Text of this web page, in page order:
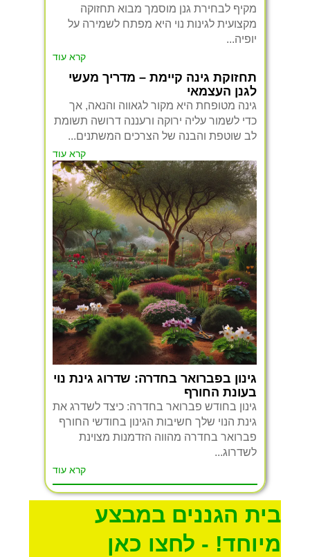
בית הגננים במבצע
מיוחד! - לחצו כאן
מקיף לבחירת גנן מוסמך מבוא תחזוקה
מקצועית לגינות נוי היא מפתח לשמירה על
יופיה...
קרא עוד
תחזוקת גינה קיימת – מדריך מעשי
לגנן העצמאי
גינה מטופחת היא מקור לגאווה והנאה, אך
כדי לשמור עליה ירוקה ורעננה דרושה תשומת
לב שוטפת והבנה של הצרכים המשתנים...
קרא עוד
גינון בפברואר בחדרה: שדרוג גינת נוי
בעונת החורף
גינון בחודש פברואר בחדרה: כיצד לשדרג את
גינת הנוי שלך חשיבות הגינון בחודשי החורף
פברואר בחדרה מהווה הזדמנות מצוינת
לשדרוג...
קרא עוד